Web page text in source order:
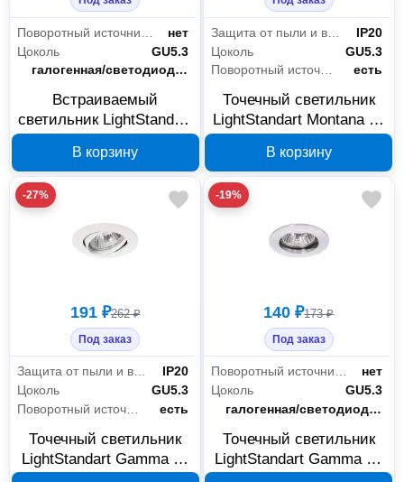
нет
Цоколь
GU5.3
Тип лампы
галогенная/светодиодная
Встраиваемый
светильник LightStandart
белый/золото IT8488
В корзину
Защита от пыли и влаги
IP20
Цоколь
GU5.3
Поворотный источник света
есть
Точечный светильник
LightStandart Montana 51
В корзину
-27%
191 ₽262 ₽
Под заказ
Защита от пыли и влаги
IP20
Цоколь
GU5.3
есть
Точечный светильник
LightStandart Gamma 51
-19%
140 ₽173 ₽
Под заказ
Поворотный источник света
нет
Цоколь
GU5.3
Тип лампы
галогенная/светодиодная
Точечный светильник
LightStandart Gamma 51